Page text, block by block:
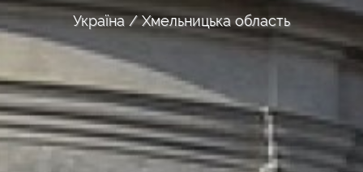
Україна Хмельницька область